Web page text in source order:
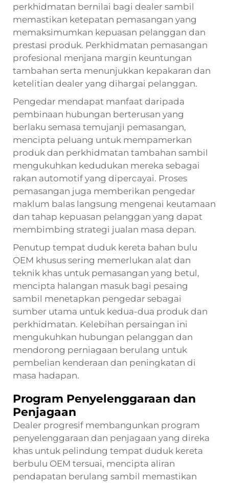
perkhidmatan bernilai bagi dealer sambil
memastikan ketepatan pemasangan yang
memaksimumkan kepuasan pelanggan dan
prestasi produk. Perkhidmatan pemasangan
profesional menjana margin keuntungan
tambahan serta menunjukkan kepakaran dan
ketelitian dealer yang dihargai pelanggan.
Pengedar mendapat manfaat daripada
pembinaan hubungan berterusan yang
berlaku semasa temujanji pemasangan,
mencipta peluang untuk mempamerkan
produk dan perkhidmatan tambahan sambil
mengukuhkan kedudukan mereka sebagai
rakan automotif yang dipercayai. Proses
pemasangan juga memberikan pengedar
maklum balas langsung mengenai keutamaan
dan tahap kepuasan pelanggan yang dapat
membimbing strategi jualan masa depan.
Penutup tempat duduk kereta bahan bulu
OEM khusus sering memerlukan alat dan
teknik khas untuk pemasangan yang betul,
mencipta halangan masuk bagi pesaing
sambil menetapkan pengedar sebagai
sumber utama untuk kedua-dua produk dan
perkhidmatan. Kelebihan persaingan ini
mengukuhkan hubungan pelanggan dan
mendorong perniagaan berulang untuk
pembelian kenderaan dan peningkatan di
masa hadapan.
Program Penyelenggaraan dan
Penjagaan
Dealer progresif membangunkan program
penyelenggaraan dan penjagaan yang direka
khas untuk pelindung tempat duduk kereta
berbulu OEM tersuai, mencipta aliran
pendapatan berulang sambil memastikan